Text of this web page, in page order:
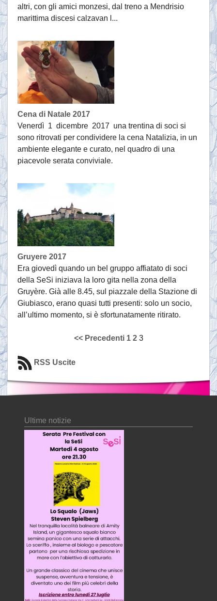
altri, con gli amici monzesi, dal treno a Mendrisio
marittima discesi calzavan l...
Cena di Natale 2017
Venerdì 1 dicembre 2017 una trentina di soci si
sono ritrovati per condividere la cena Natalizia, in un
ambiente elegante e curato, nel quadro di una
piacevole serata conviviale.
Gruyere 2017
Era giovedì quando un bel gruppo affiatato di soci
della SeSi iniziava la loro gita nella zona della
Gruyère. Già alle 8.45, sul piazzale della Stazione di
Giubiasco, erano quasi tutti presenti: solo un socio,
all’ultimo momento, si è sfortunatamente ritirato.
<< Precedenti 1 2 3
RSS Uscite
Ultime notizie